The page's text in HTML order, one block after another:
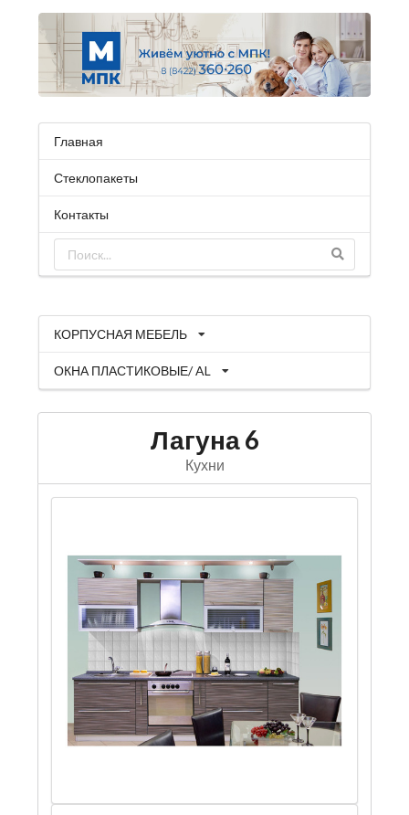
Главная
Стеклопакеты
Контакты
КОРПУСНАЯ МЕБЕЛЬ
ОКНА ПЛАСТИКОВЫЕ/ AL
Лагуна 6
Кухни